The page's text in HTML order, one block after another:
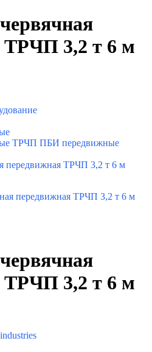
ТРЧП 3,2 т 6 м
ТРЧП ПБИ передвижные
передвижная ТРЧП 3,2 т 6 м
ТРЧП 3,2 т 6 м